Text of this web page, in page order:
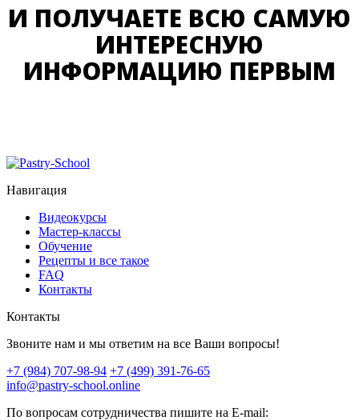
И ПОЛУЧАЕТЕ ВСЮ САМУЮ
ИНТЕРЕСНУЮ
ИНФОРМАЦИЮ ПЕРВЫМ
Навигация
Видеокурсы
Мастер-классы
Обучение
Рецепты и все такое
FAQ
Контакты
Контакты
Звоните нам и мы ответим на все Ваши вопросы!
+7 (984) 707-98-94 +7 (499) 391-76-65
info@pastry-school.online
По вопросам сотрудничества пишите на E-mail: